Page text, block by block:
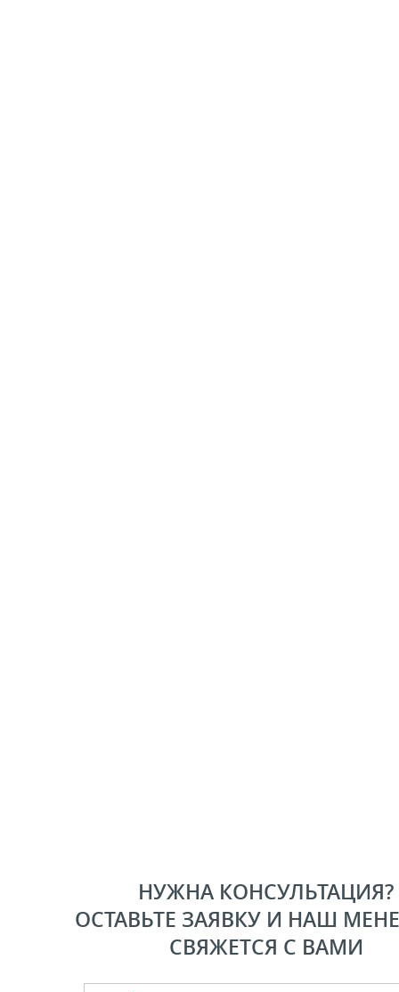
НУЖНА КОНСУЛЬТАЦИЯ?
ОСТАВЬТЕ ЗАЯВКУ И НАШ
СВЯЖЕТСЯ С ВАМИ